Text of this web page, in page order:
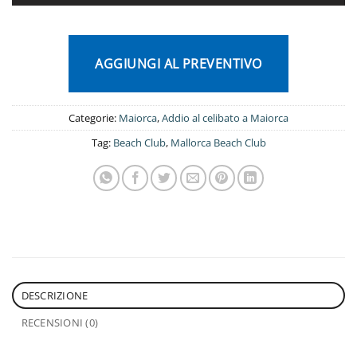
AGGIUNGI AL PREVENTIVO
Categorie: Maiorca,Addio al celibato a Maiorca
Tag: Beach Club, Mallorca Beach Club
DESCRIZIONE
RECENSIONI (0)